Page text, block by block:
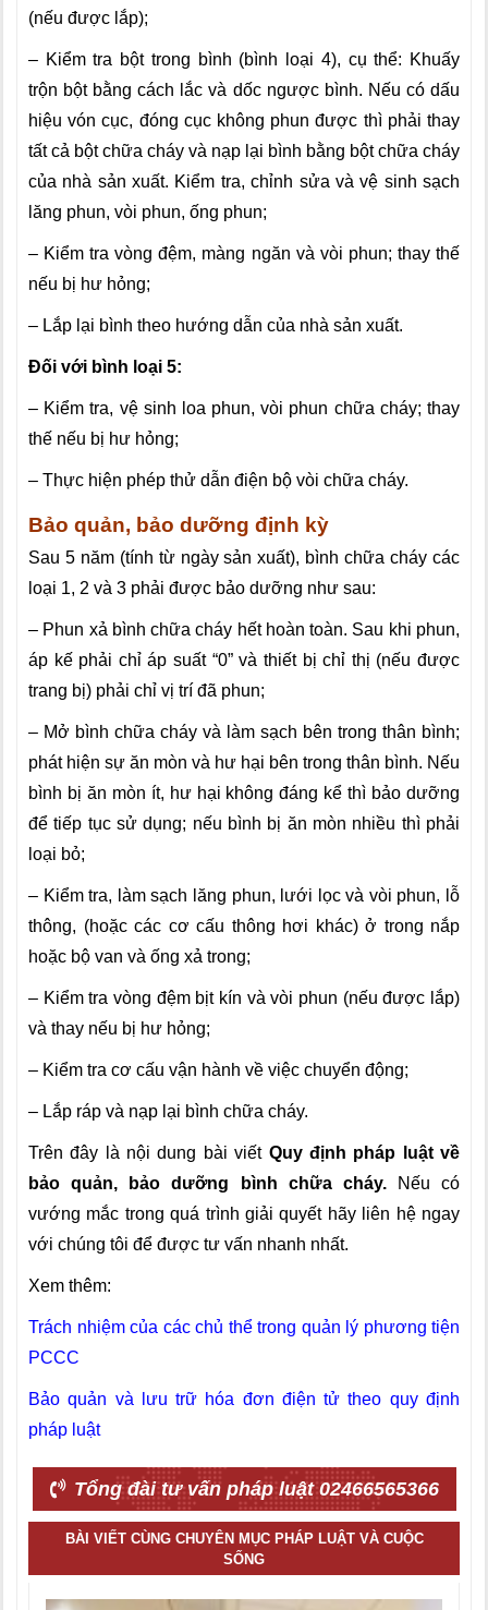
(nếu được lắp);
– Kiểm tra bột trong bình (bình loại 4), cụ thể: Khuấy
trộn bột bằng cách lắc và dốc ngược bình. Nếu có dấu
hiệu vón cục, đóng cục không phun được thì phải thay
tất cả bột chữa cháy và nạp lại bình bằng bột chữa cháy
của nhà sản xuất. Kiểm tra, chỉnh sửa và vệ sinh sạch
lăng phun, vòi phun, ống phun;
– Kiểm tra vòng đệm, màng ngăn và vòi phun; thay thế
nếu bị hư hỏng;
– Lắp lại bình theo hướng dẫn của nhà sản xuất.
Đối với bình loại 5:
– Kiểm tra, vệ sinh loa phun, vòi phun chữa cháy; thay
thế nếu bị hư hỏng;
– Thực hiện phép thử dẫn điện bộ vòi chữa cháy.
Bảo quản, bảo dưỡng định kỳ
Sau 5 năm (tính từ ngày sản xuất), bình chữa cháy các
loại 1, 2 và 3 phải được bảo dưỡng như sau:
– Phun xả bình chữa cháy hết hoàn toàn. Sau khi phun,
áp kế phải chỉ áp suất “0” và thiết bị chỉ thị (nếu được
trang bị) phải chỉ vị trí đã phun;
– Mở bình chữa cháy và làm sạch bên trong thân bình;
phát hiện sự ăn mòn và hư hại bên trong thân bình. Nếu
bình bị ăn mòn ít, hư hại không đáng kể thì bảo dưỡng
để tiếp tục sử dụng; nếu bình bị ăn mòn nhiều thì phải
loại bỏ;
– Kiểm tra, làm sạch lăng phun, lưới lọc và vòi phun, lỗ
thông, (hoặc các cơ cấu thông hơi khác) ở trong nắp
hoặc bộ van và ống xả trong;
– Kiểm tra vòng đệm bịt kín và vòi phun (nếu được lắp)
và thay nếu bị hư hỏng;
– Kiểm tra cơ cấu vận hành về việc chuyển động;
– Lắp ráp và nạp lại bình chữa cháy.
Trên đây là nội dung bài viết Quy định pháp luật về
bảo quản, bảo dưỡng bình chữa cháy.
Nếu có
vướng mắc trong quá trình giải quyết hãy liên hệ ngay
với chúng tôi để được tư vấn nhanh nhất.
Xem thêm:
Trách nhiệm của các chủ thể trong quản lý phương tiện
PCCC
Bảo quản và lưu trữ hóa đơn điện tử theo quy định
pháp luật
Tổng đài tư vấn pháp luật 02466565366
BÀI VIẾT CÙNG CHUYÊN MỤC PHÁP LUẬT VÀ CUỘC
SỐNG